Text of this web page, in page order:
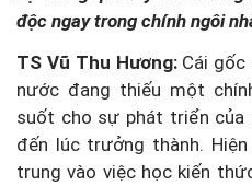
độc ngay trong chính ngôi
TS Vũ Thu Hương:Cái gốc
nước đang thiếu một
suốt cho sự phát triển
đến lúc trưởng thành.
trung vào việc học kiến